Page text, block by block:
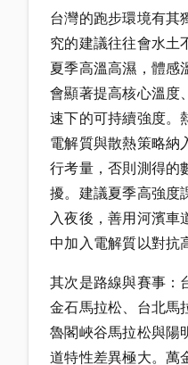
台灣的跑步環境有其
究的建議往往會水土
夏季高溫高濕，體感
會顯著提高核心溫度
速下的可持續強度。
電解質與散熱策略納
行考量，否則測得的
擾。建議夏季高強度
入夜後，善用河濱車
中加入電解質以對抗
其次是路線與賽事：
金石馬拉松、台北馬
魯閣峽谷馬拉松與陽
道特性差異極大。萬